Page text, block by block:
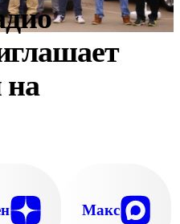
на
Макс